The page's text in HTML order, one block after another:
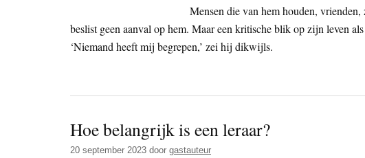
Mensen die van hem houden,
beslist geen aanval op hem. Maar een kritische blik op zijn leven
‘Niemand heeft mij begrepen,’ zei hij dikwijls.
Hoe belangrijk is een leraar?
20 september 2023 door gastauteur